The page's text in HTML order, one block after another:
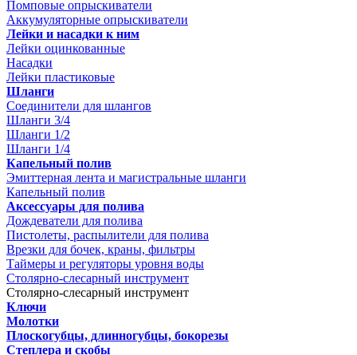
Помповые опрыскиватели
Аккумуляторные опрыскиватели
Лейки и насадки к ним
Лейки оцинкованные
Насадки
Лейки пластиковые
Шланги
Соединители для шлангов
Шланги 3/4
Шланги 1/2
Шланги 1/4
Капельный полив
Эмиттерная лента и магистральные шланги
Капельный полив
Аксессуары для полива
Дождеватели для полива
Пистолеты, распылители для полива
Врезки для бочек, краны, фильтры
Таймеры и регуляторы уровня воды
Столярно-слесарный инструмент
Столярно-слесарный инструмент
Ключи
Молотки
Плоскогубцы, длинногубцы, бокорезы
Степлера и скобы